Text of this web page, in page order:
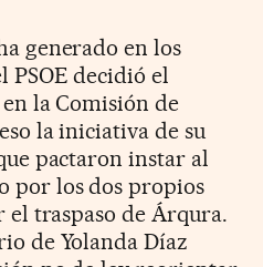
generado en los
PSOE decidió el
la Comisión de
la iniciativa de su
pactaron instar al
por los dos propios
traspaso de Árqura.
de Yolanda Díaz